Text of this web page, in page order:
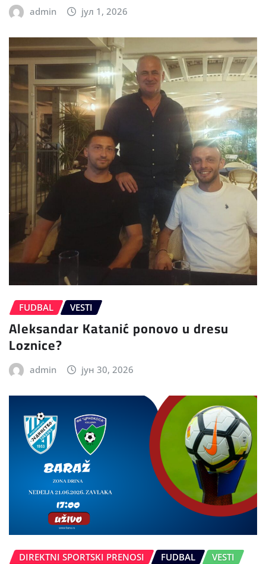
admin јул 1, 2026
FUDBAL VESTI
Aleksandar Katanić ponovo u dresu
Loznice?
admin јун 30, 2026
DIREKTNI SPORTSKI PRENOSI FUDBAL VESTI